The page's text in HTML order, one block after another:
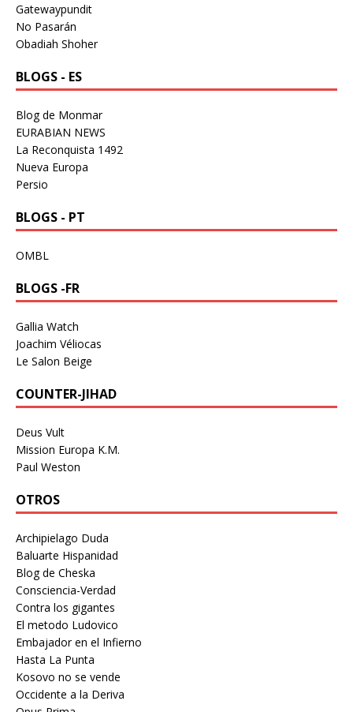
Gatewaypundit
No Pasarán
Obadiah Shoher
BLOGS - ES
Blog de Monmar
EURABIAN NEWS
La Reconquista 1492
Nueva Europa
Persio
BLOGS - PT
OMBL
BLOGS -FR
Gallia Watch
Joachim Véliocas
Le Salon Beige
COUNTER-JIHAD
Deus Vult
Mission Europa K.M.
Paul Weston
OTROS
Archipielago Duda
Baluarte Hispanidad
Blog de Cheska
Consciencia-Verdad
Contra los gigantes
El metodo Ludovico
Embajador en el Infierno
Hasta La Punta
Kosovo no se vende
Occidente a la Deriva